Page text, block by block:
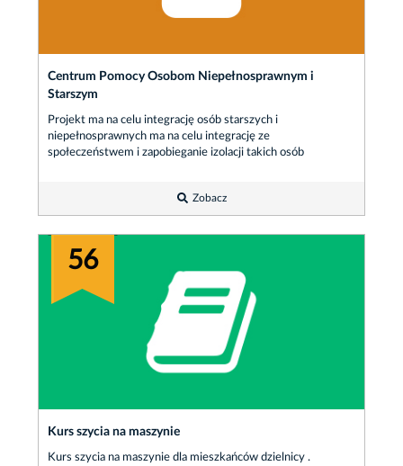
Centrum Pomocy Osobom Niepełnosprawnym i
Starszym
Projekt ma na celu integrację osób starszych i
niepełnosprawnych ma na celu integrację ze
społeczeństwem i zapobieganie izolacji takich osób
Zobacz
56
Kurs szycia na maszynie
Kurs szycia na maszynie dla mieszkańców dzielnicy .